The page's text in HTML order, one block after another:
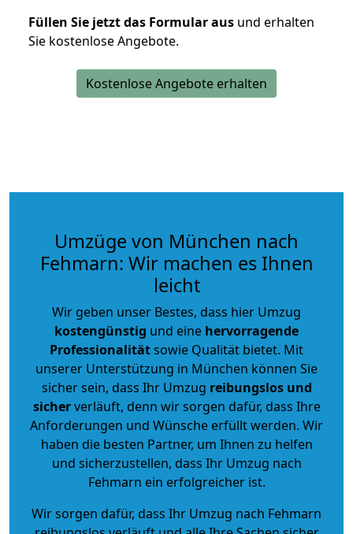
Füllen Sie jetzt das Formular aus und erhalten
Sie kostenlose Angebote.
Kostenlose Angebote erhalten
Umzüge von München nach
Fehmarn: Wir machen es Ihnen
leicht
Wir geben unser Bestes, dass hier Umzug
kostengünstig und eine hervorragende
Professionalitätsowie Qualität bietet. Mit
unserer Unterstützung in München können Sie
sicher sein, dass Ihr Umzug reibungslos und
sicherverläuft, denn wir sorgen dafür, dass Ihre
Anforderungen und Wünsche erfüllt werden. Wir
haben die besten Partner, um Ihnen zu helfen
und sicherzustellen, dass Ihr Umzug nach
Fehmarn ein erfolgreicher ist.
Wir sorgen dafür, dass Ihr Umzug nach Fehmarn